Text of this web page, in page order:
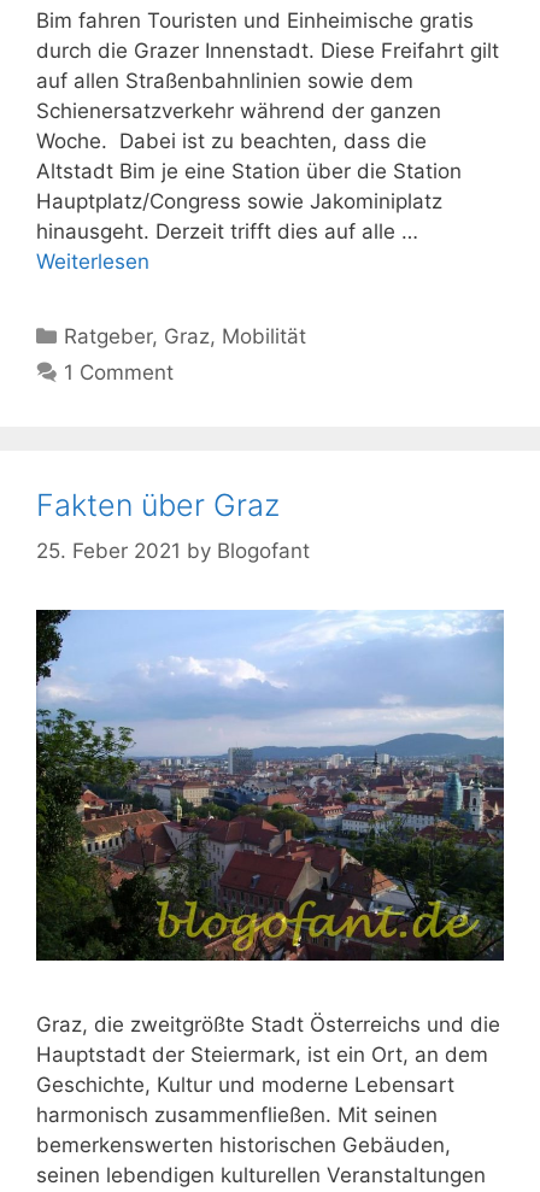
Bim fahren Touristen und Einheimische gratis
durch die Grazer Innenstadt. Diese Freifahrt gilt
auf allen Straßenbahnlinien sowie dem
Schienersatzverkehr während der ganzen
Woche. Dabei ist zu beachten, dass die
Altstadt Bim je eine Station über die Station
Hauptplatz/Congress sowie Jakominiplatz
hinausgeht. Derzeit trifft dies auf alle …
Weiterlesen
Kategorien
Ratgeber, Graz, Mobilität
1 Comment
Fakten über Graz
25. Feber 2021 by Blogofant
Graz, die zweitgrößte Stadt Österreichs und die
Hauptstadt der Steiermark, ist ein Ort, an dem
Geschichte, Kultur und moderne Lebensart
harmonisch zusammenfließen. Mit seinen
bemerkenswerten historischen Gebäuden,
seinen lebendigen kulturellen Veranstaltungen